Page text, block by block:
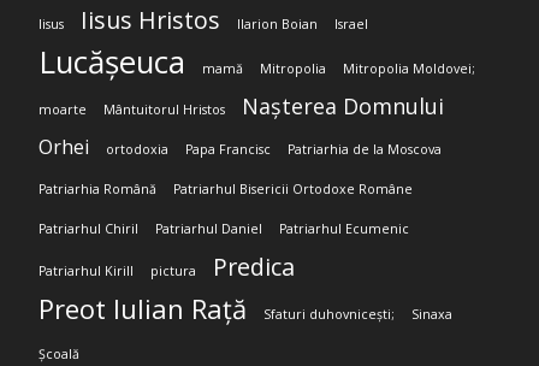
Iisus Iisus Hristos Ilarion Boian Israel
Lucășeuca mamă Mitropolia Mitropolia Moldovei;
moarte Mântuitorul Hristos Nașterea Domnului
Orhei ortodoxia Papa Francisc Patriarhia de la Moscova
Patriarhia Română Patriarhul Bisericii Ortodoxe Române
Patriarhul Chiril Patriarhul Daniel Patriarhul Ecumenic
Patriarhul Kirill pictura Predica
Preot Iulian Rață Sfaturi duhovnicești; Sinaxa
Școală